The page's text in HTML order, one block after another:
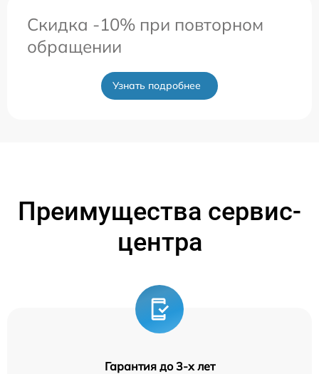
Скидка -10% при повторном
обращении
Узнать подробнее
Преимущества сервис-
центра
Гарантия до 3-х лет